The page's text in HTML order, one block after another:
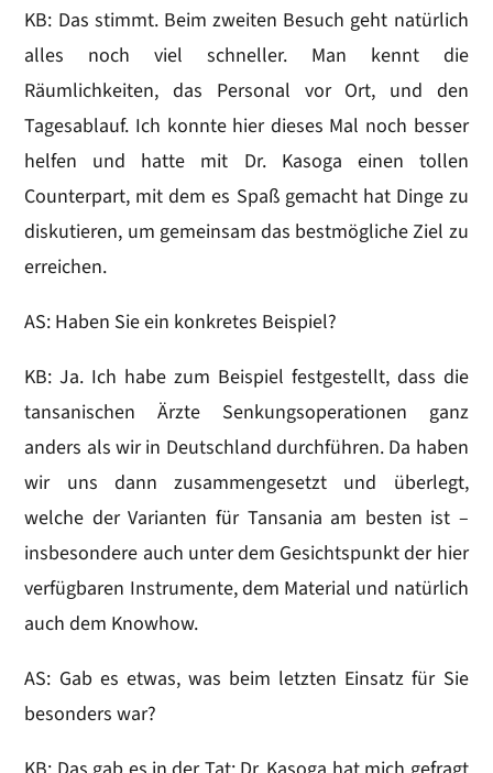
KB: Das stimmt. Beim zweiten Besuch geht natürlich
alles noch viel schneller. Man kennt die
Räumlichkeiten, das Personal vor Ort, und den
Tagesablauf. Ich konnte hier dieses Mal noch besser
helfen und hatte mit Dr. Kasoga einen tollen
Counterpart, mit dem es Spaß gemacht hat Dinge zu
diskutieren, um gemeinsam das bestmögliche Ziel zu
erreichen.
AS: Haben Sie ein konkretes Beispiel?
KB: Ja. Ich habe zum Beispiel festgestellt, dass die
tansanischen Ärzte Senkungsoperationen ganz
anders als wir in Deutschland durchführen. Da haben
wir uns dann zusammengesetzt und überlegt,
welche der Varianten für Tansania am besten ist –
insbesondere auch unter dem Gesichtspunkt der hier
verfügbaren Instrumente, dem Material und natürlich
auch dem Knowhow.
AS: Gab es etwas, was beim letzten Einsatz für Sie
besonders war?